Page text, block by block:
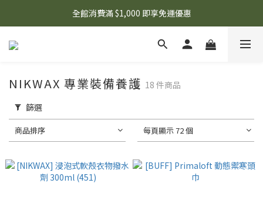
🌟 想知道現在有什麼優惠嗎？ 點擊查看最新優惠！
全館消費滿 $1,000 即享免運優惠
🌟 想知道現在有什麼優惠嗎？ 點擊查看最新優惠！
NIKWAX 專業裝備養護 18 件商品
篩選
商品排序 每頁顯示 72 個